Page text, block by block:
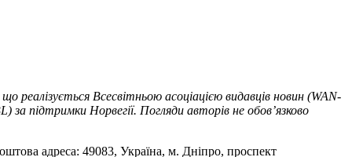
Всесвітньою асоціацією видавців новин (WAN-
підтримки Норвегії. Погляди авторів не обов’язково
адреса: 49083, Україна, м. Дніпро, проспект